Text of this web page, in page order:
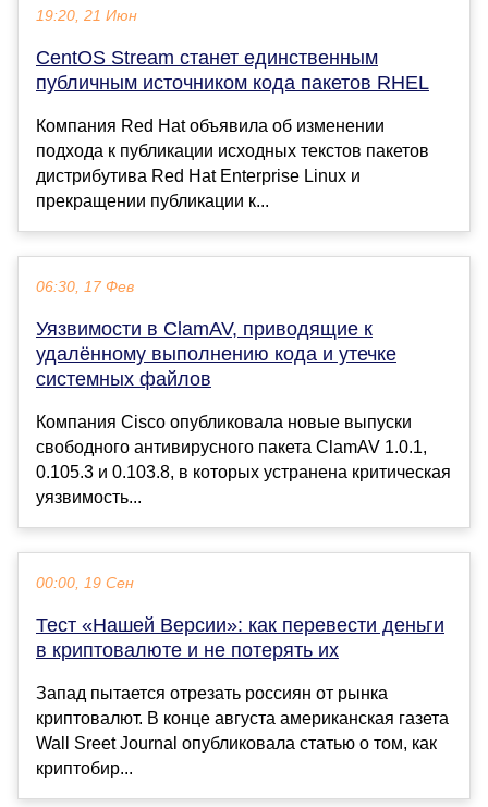
19:20, 21 Июн
CentOS Stream станет единственным
публичным источником кода пакетов RHEL
Компания Red Hat объявила об изменении
подхода к публикации исходных текстов пакетов
дистрибутива Red Hat Enterprise Linux и
прекращении публикации к...
06:30, 17 Фев
Уязвимости в ClamAV, приводящие к
удалённому выполнению кода и утечке
системных файлов
Компания Cisco опубликовала новые выпуски
свободного антивирусного пакета ClamAV 1.0.1,
0.105.3 и 0.103.8, в которых устранена критическая
уязвимость...
00:00, 19 Сен
Тест «Нашей Версии»: как перевести деньги
в криптовалюте и не потерять их
Запад пытается отрезать россиян от рынка
криптовалют. В конце августа американская газета
Wall Sreet Journal опубликовала статью о том, как
криптобир...